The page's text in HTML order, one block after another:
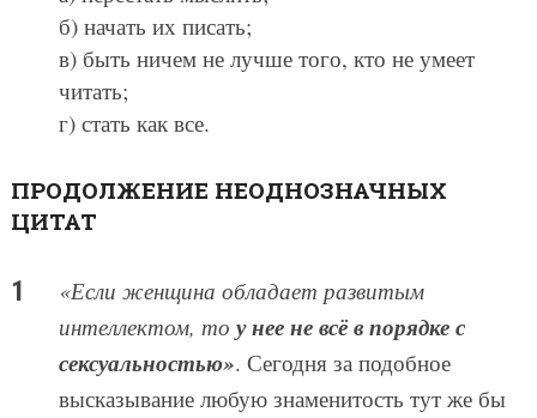
б) начать их писать;
в) быть ничем не лучше того, кто не умеет
читать;
г) стать как все.
ПРОДОЛЖЕНИЕ НЕОДНОЗНАЧНЫХ
ЦИТАТ
«Если женщина обладает развитым
интеллектом, то у нее не всё в порядке с
сексуальностью». Сегодня за подобное
высказывание любую знаменитость тут же бы